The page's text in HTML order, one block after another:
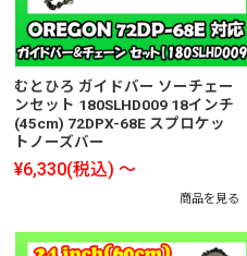
むとひろ ガイドバー ソーチェー
ンセット 180SLHD009 18インチ
(45cm) 72DPX-68E スプロケッ
トノーズバー
¥6,330(税込) ～
商品を見る